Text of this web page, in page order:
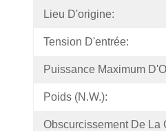
Lieu D'origine:
Tension D'entrée:
Puissance Maximum
Poids (N.W.):
Obscurcissement De La